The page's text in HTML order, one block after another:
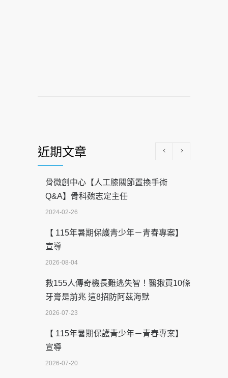
近期文章
骨微創中心【人工膝關節置換手術
Q&A】骨科魏志定主任
2024-02-26
【 115年暑期保護青少年－青春專案】
宣導
2026-08-04
救155人傳奇機長難逃失智！醫揪買10條
牙膏是前兆 這8招防阿茲海默
2026-07-23
【 115年暑期保護青少年－青春專案】
宣導
2026-07-20